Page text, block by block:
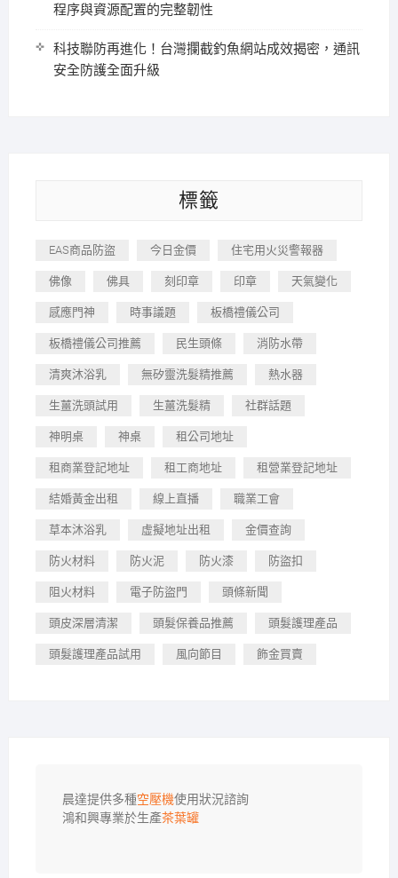
程序與資源配置的完整韌性
科技聯防再進化！台灣攔截釣魚網站成效揭密，通訊
安全防護全面升級
標籤
EAS商品防盜 今日金價 住宅用火災警報器
佛像 佛具 刻印章 印章 天氣變化
感應門神 時事議題 板橋禮儀公司
板橋禮儀公司推薦 民生頭條 消防水帶
清爽沐浴乳 無矽靈洗髮精推薦 熱水器
生薑洗頭試用 生薑洗髮精 社群話題
神明桌 神桌 租公司地址
租商業登記地址 租工商地址 租營業登記地址
結婚黃金出租 線上直播 職業工會
草本沐浴乳 虛擬地址出租 金價查詢
防火材料 防火泥 防火漆 防盜扣
阻火材料 電子防盜門 頭條新聞
頭皮深層清潔 頭髮保養品推薦 頭髮護理產品
頭髮護理產品試用 風向節目 飾金買賣
晨達提供多種空壓機使用狀況諮詢
鴻和興專業於生產茶葉罐